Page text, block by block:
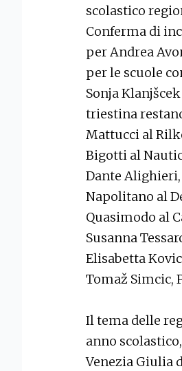
scolastico
Conferma di
per Andrea
per le scuole
Sonja
triestina
Mattucci al
Bigotti al
Dante
Napolitano al
Quasimodo al
Susanna
Elisabetta
Tomaž Simcic,
Il tema delle
anno
Venezia Giulia